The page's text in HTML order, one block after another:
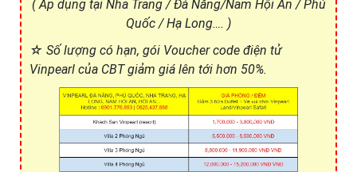
( Áp dụng tại Nha Trang / Đà Nẵng/Nam Hội An / Phú
Quốc / Hạ Long…. )
☆ Số lượng có hạn, gói Voucher code điện tử
Vinpearl của CBT giảm giá lên tới hơn 50%.